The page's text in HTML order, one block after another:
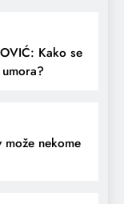
Kako se
može nekome